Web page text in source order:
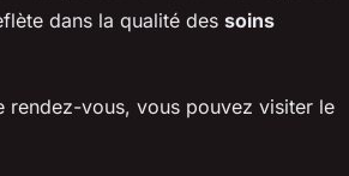
dans la qualité des soins
rendez-vous, vous pouvez visiter le